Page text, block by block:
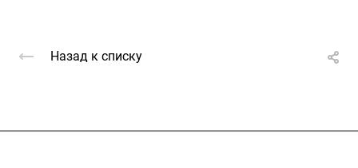
Назад к списку